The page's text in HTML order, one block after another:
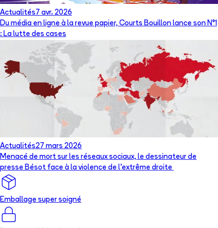
Actualités 7 avr. 2026
Du média en ligne à la revue papier, Courts Bouillon lance son N°1
: La lutte des cases
Actualités27 mars 2026
Menacé de mort sur les réseaux sociaux, le dessinateur de
presse Bésot face à la violence de l’extrême droite
Emballage super soigné